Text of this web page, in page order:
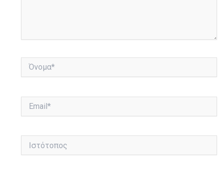
Όνομα*
Ιστότοπος